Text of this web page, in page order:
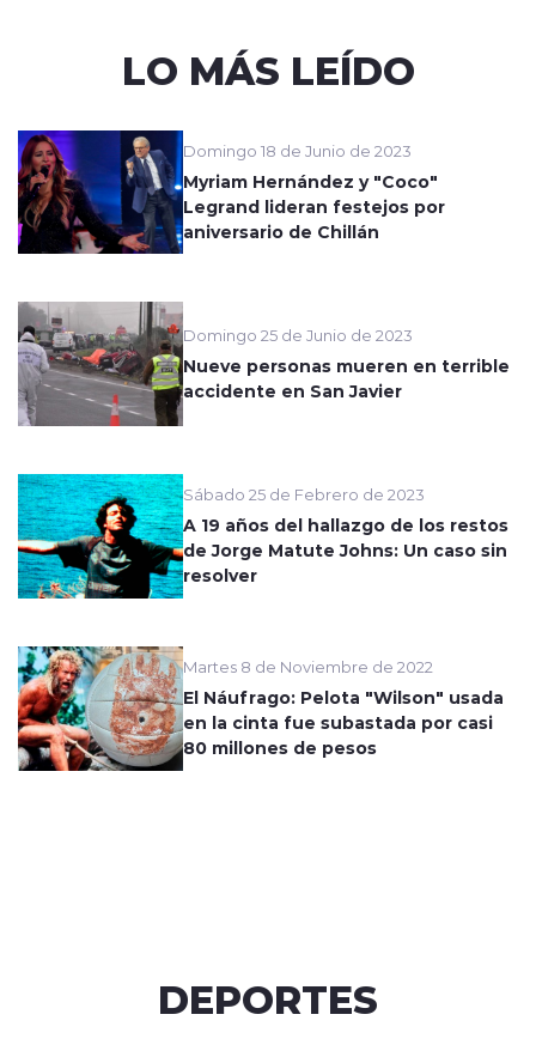
LO MÁS LEÍDO
Domingo 18 de Junio de 2023
Myriam Hernández y "Coco"
Legrand lideran festejos por
aniversario de Chillán
Domingo 25 de Junio de 2023
Nueve personas mueren en terrible
accidente en San Javier
Sábado 25 de Febrero de 2023
A 19 años del hallazgo de los restos
de Jorge Matute Johns: Un caso sin
resolver
Martes 8 de Noviembre de 2022
El Náufrago: Pelota "Wilson" usada
en la cinta fue subastada por casi
80 millones de pesos
DEPORTES